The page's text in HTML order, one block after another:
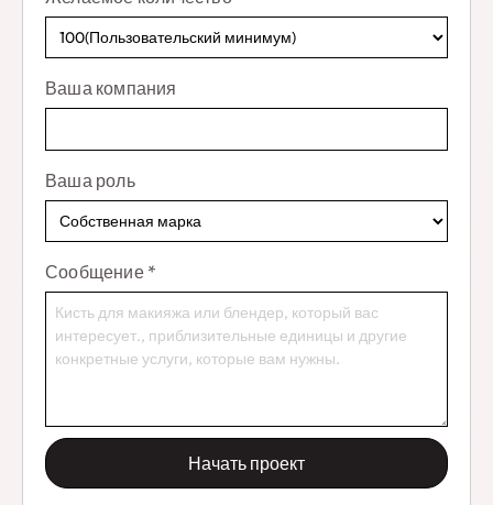
Ваша компания
Ваша роль
Сообщение *
Начать проект